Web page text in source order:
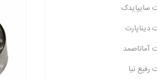
سایپایدک
دیناپارت
آماتاصمد
نیا